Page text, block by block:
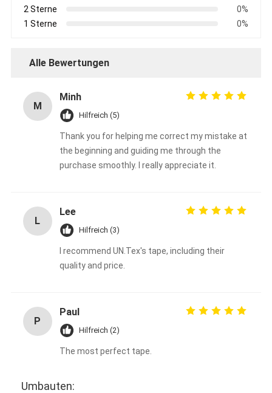
2 Sterne
0%
1 Sterne
0%
Alle Bewertungen
M
Minh
Hilfreich (5)
Thank you for helping me correct my mistake at
the beginning and guiding me through the
purchase smoothly. I really appreciate it.
L
Lee
Hilfreich (3)
I recommend UN.Tex's tape, including their
quality and price.
P
Paul
Hilfreich (2)
The most perfect tape.
Umbauten: